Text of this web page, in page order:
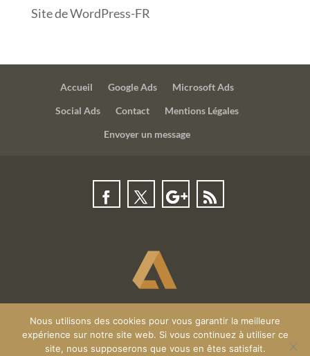
Site de WordPress-FR
Accueil Google Ads
Microsoft Ads
Social Ads
Contact
Mentions Légales
Envoyer un message
© Adline Digital 2020
Nous utilisons des cookies pour vous garantir la meilleure
expérience sur notre site web. Si vous continuez à utiliser ce
site, nous supposerons que vous en êtes satisfait.